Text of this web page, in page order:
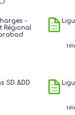
-
Régional
SD &DD